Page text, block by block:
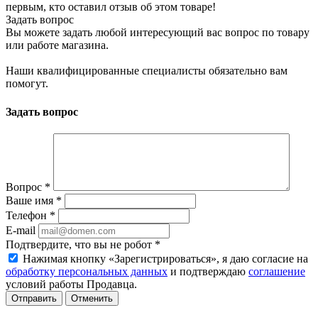
первым, кто оставил отзыв об этом товаре!
Задать вопрос
Вы можете задать любой интересующий вас вопрос по товару
или работе магазина.
Наши квалифицированные специалисты обязательно вам
помогут.
Задать вопрос
Вопрос *
Ваше имя *
Телефон *
E-mail
Подтвердите, что вы не робот *
Нажимая кнопку «Зарегистрироваться», я даю согласие на
обработку персональных данных и подтверждаю соглашение
условий работы Продавца.
Отменить